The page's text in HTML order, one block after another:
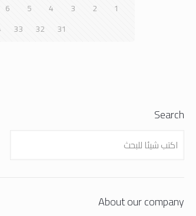
1
2
3
4
5
6
31
32
33
Search
About our company